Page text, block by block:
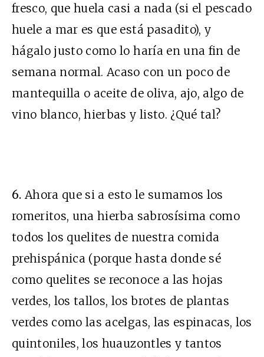
fresco, que huela casi a nada (si el pescado
huele a mar es que está pasadito), y
hágalo justo como lo haría en una fin de
semana normal. Acaso con un poco de
mantequilla o aceite de oliva, ajo, algo de
vino blanco, hierbas y listo. ¿Qué tal?
6. Ahora que si a esto le sumamos los
romeritos, una hierba sabrosísima como
todos los quelites de nuestra comida
prehispánica (porque hasta donde sé
como quelites se reconoce a las hojas
verdes, los tallos, los brotes de plantas
verdes como las acelgas, las espinacas, los
quintoniles, los huauzontles y tantos